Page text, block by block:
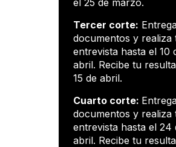
el 25 de marzo.
Tercer corte:
documentos y realiza
entrevista hasta el 10
abril. Recibe tu
15 de abril.
Cuarto corte:
documentos y realiza
entrevista hasta el 24
abril. Recibe tu